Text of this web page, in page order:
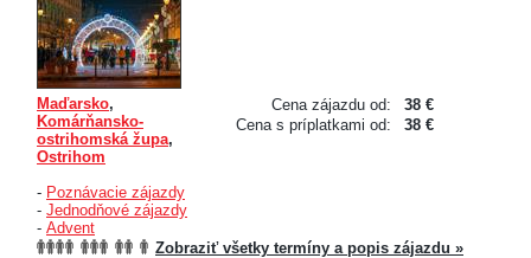
Cena zájazdu od:
38 €
Cena s príplatkami od:
38 €
Maďarsko,
Komárňansko-
ostrihomská župa,
Ostrihom
- Poznávacie zájazdy
- Jednodňové zájazdy
- Advent
Zobraziť všetky termíny a popis zájazdu »